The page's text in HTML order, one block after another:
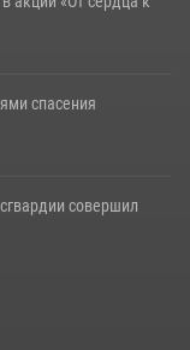
спасения
совершил